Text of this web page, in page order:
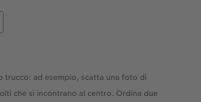
trucco: ad esempio, scatta una foto di
che si incontrano al centro. Ordina due